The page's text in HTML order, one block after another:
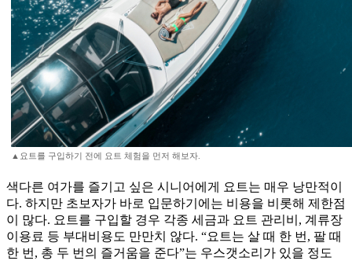
▲요트를 구입하기 전에 요트 체험을 먼저 해보자.
색다른 여가를 즐기고 싶은 시니어에게 요트는 매우 낭만적이
다. 하지만 초보자가 바로 입문하기에는 비용을 비롯해 제한점
이 많다. 요트를 구입할 경우 각종 세금과 요트 관리비, 계류장
이용료 등 부대비용도 만만치 않다. “요트는 살 때 한 번, 팔 때
한 번, 총 두 번의 즐거움을 준다”는 우스갯소리가 있을 정도